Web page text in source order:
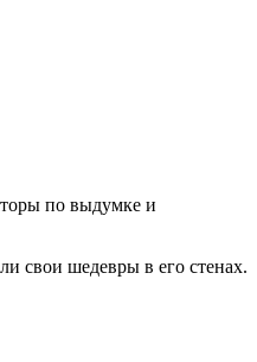
по выдумке и
свои шедевры в его стенах.